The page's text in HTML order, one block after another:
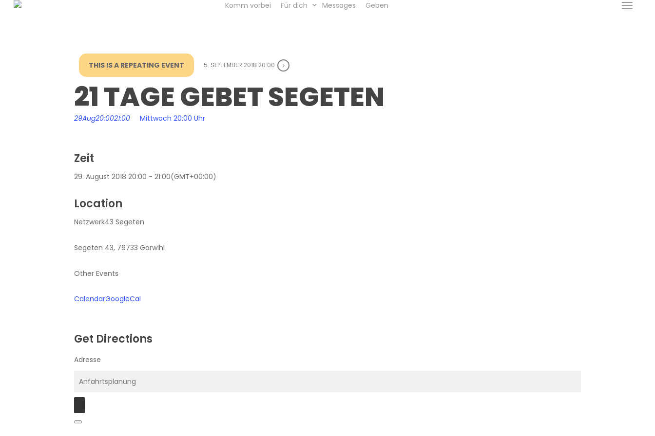
Komm vorbei Für dich Messages Geben Menu
THIS IS A REPEATING EVENT 5. SEPTEMBER 2018 20:00
21 TAGE GEBET SEGETEN
29Aug20:0021:00 Mittwoch 20:00 Uhr
Zeit
29. August 2018 20:00 - 21:00(GMT+00:00)
Location
Netzwerk43 Segeten
Segeten 43, 79733 Görwihl
Other Events
CalendarGoogleCal
Get Directions
Adresse